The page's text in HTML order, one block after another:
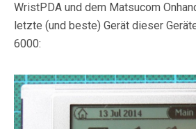
WristPDA und dem Matsucom
letzte (und beste) Gerät dieser
6000: